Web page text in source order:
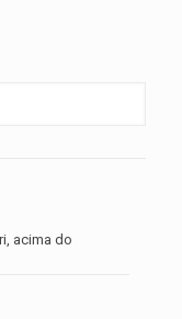
acima do